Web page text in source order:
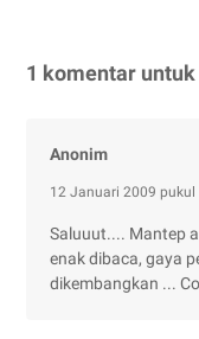
1 komentar
Anonim
12 Januari 2009 pukul
Saluuut.... Mantep
enak dibaca, gaya
dikembangkan ...